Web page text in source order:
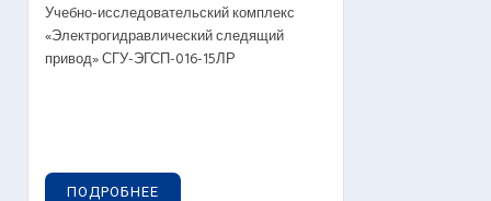
Учебно-исследовательский комплекс
«Электрогидравлический следящий
привод» СГУ-ЭГСП-016-15ЛР
ПОДРОБНЕЕ